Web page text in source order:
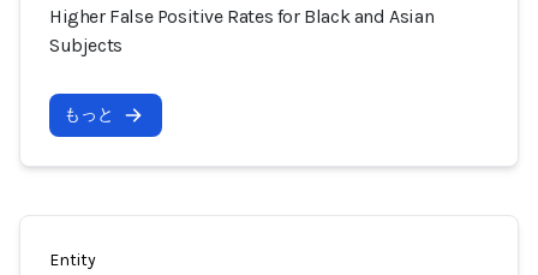
Higher False Positive Rates for Black and Asian
Subjects
もっと
Entity